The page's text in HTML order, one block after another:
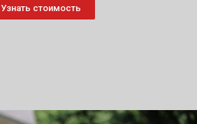
Узнать стоимость